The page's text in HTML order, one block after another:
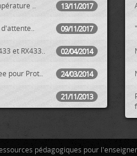
13/11/2017
..
09/11/2017
02/04/2014
et RX433..
24/03/2014
pour Prot..
21/11/2013
f..
pédagogiques pour